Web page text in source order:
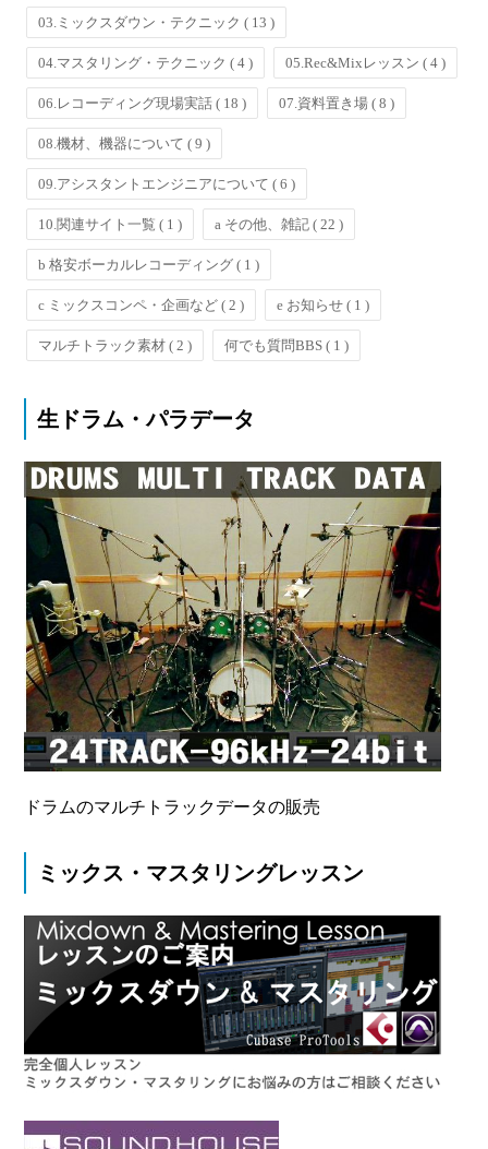
03.ミックスダウン・テクニック( 13 )
04.マスタリング・テクニック( 4 ) 05.Rec&Mixレッスン( 4 )
06.レコーディング現場実話( 18 ) 07.資料置き場( 8 )
08.機材、機器について( 9 )
09.アシスタントエンジニアについて( 6 )
10.関連サイト一覧( 1 ) a その他、雑記( 22 )
b 格安ボーカルレコーディング( 1 )
c ミックスコンペ・企画など( 2 ) e お知らせ( 1 )
マルチトラック素材( 2 ) 何でも質問BBS( 1 )
生ドラム・パラデータ
ドラムのマルチトラックデータの販売
ミックス・マスタリングレッスン